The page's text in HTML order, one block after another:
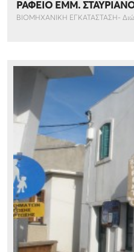
ΡΑΦΕΙΟ ΕΜΜ.
ΒΙΟΜΗΧΑΝΙΚΗ ΕΓΚΑΤΑΣΤΑΣΗ-